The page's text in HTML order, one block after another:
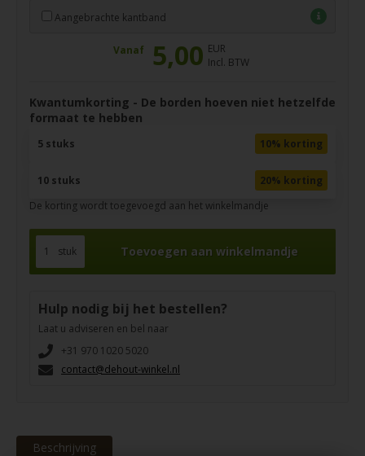
Aangebrachte kantband
Vanaf 5,00 EUR
Incl. BTW
Kwantumkorting - De borden hoeven niet hetzelfde
formaat te hebben
5 stuks 10% korting
10 stuks
20% korting
De korting wordt toegevoegd aan het winkelmandje
stuk
Hulp nodig bij het bestellen?
Laat u adviseren en bel naar
+31 970 1020 5020
contact@dehout-winkel.nl
Beschrijving